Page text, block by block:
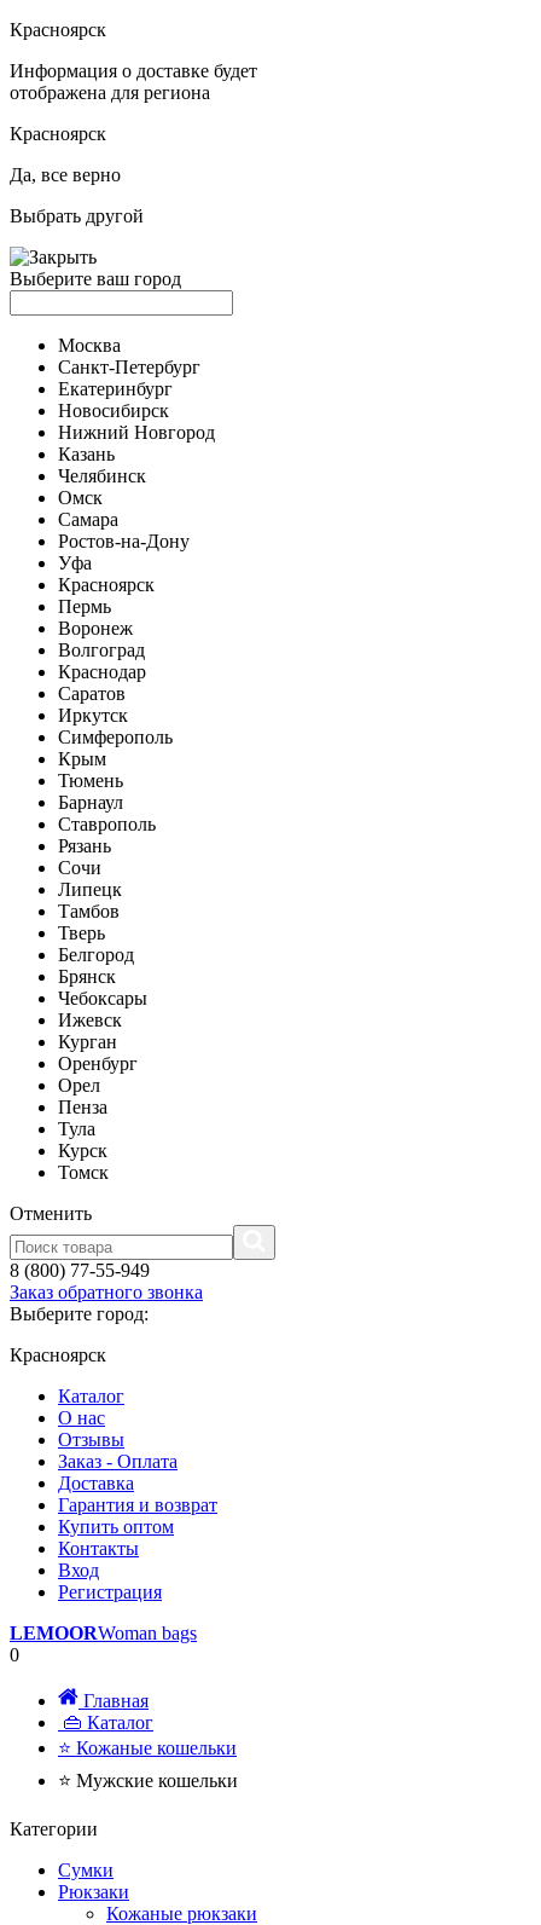
Красноярск
Информация о доставке будет
отображена для региона
Красноярск
Да, все верно
Выбрать другой
Выберите ваш город
Москва
Санкт-Петербург
Екатеринбург
Новосибирск
Нижний Новгород
Казань
Челябинск
Омск
Самара
Ростов-на-Дону
Уфа
Красноярск
Пермь
Воронеж
Волгоград
Краснодар
Саратов
Иркутск
Симферополь
Крым
Тюмень
Барнаул
Ставрополь
Рязань
Сочи
Липецк
Тамбов
Тверь
Белгород
Брянск
Чебоксары
Ижевск
Курган
Оренбург
Орел
Пенза
Тула
Курск
Томск
Отменить
8 (800) 77-55-949
Заказ обратного звонка
Выберите город:
Красноярск
Каталог
О нас
Отзывы
Заказ - Оплата
Доставка
Гарантия и возврат
Купить оптом
Контакты
Вход
Регистрация
LEMOORWoman bags
0
Главная
👜 Каталог
⭐ Кожаные кошельки
⭐ Мужские кошельки
Категории
Сумки
Рюкзаки
Кожаные рюкзаки